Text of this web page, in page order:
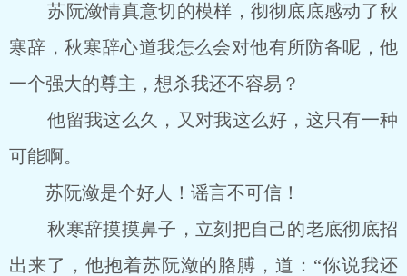
苏阮潋情真意切的模样，彻彻底底感动了秋
寒辞，秋寒辞心道我怎么会对他有所防备呢，他
一个强大的尊主，想杀我还不容易？
他留我这么久，又对我这么好，这只有一种
可能啊。
苏阮潋是个好人！谣言不可信！
秋寒辞摸摸鼻子，立刻把自己的老底彻底招
出来了，他抱着苏阮潋的胳膊，道：“你说我还